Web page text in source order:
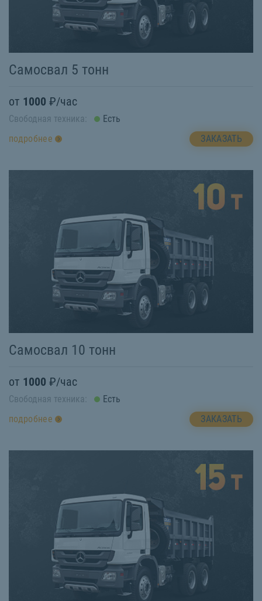
Самосвал 5 тонн
от 1000 ₽/час
Свободная техника:
Есть
подробнее
ЗАКАЗАТЬ
Самосвал 10 тонн
от 1000 ₽/час
Свободная техника:
Есть
подробнее
ЗАКАЗАТЬ